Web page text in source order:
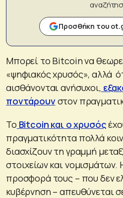
Προσθήκη του
Μπορεί το Bitcoin να
«ψηφιακός χρυσός», αλλά
αισθάνονται ανήσυχοι,
ποντάρουνστον
Το Bitcoin και ο χρυσός
πραγματικότητα πολλά
διασχίζουν τη γραμμή
στοιχείων και
προσφορά τους – που δεν
κυβέρνηση – απευθύνεται